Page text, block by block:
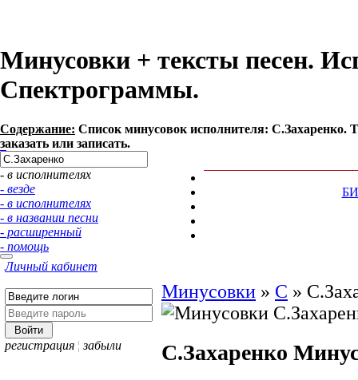
Минусовки + тексты песен.
Спектрограммы.
Содержание: Список минусовок исполнителя: С.Захаренко.
заказать или записать.
- в исполнителях
- везде
- в исполнителях
- в названии песни
- расширенный
- помощь
Личный кабинет
регистрация ¦ забыли
Минусовки » С »
С.Захаренко